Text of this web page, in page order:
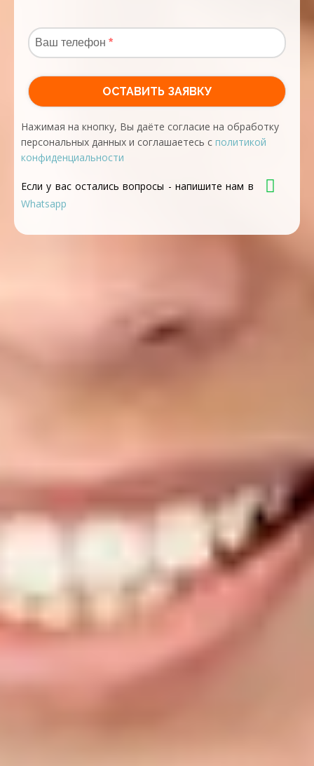
Нажимая на кнопку, Вы даёте согласие на обработку
персональных данных и соглашаетесь с политикой
конфиденциальности
Если у вас остались вопросы - напишите нам в
Whatsapp